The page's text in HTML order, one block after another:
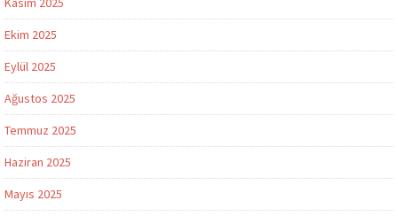
Ekim 2025
Eylül 2025
Ağustos 2025
Temmuz 2025
Haziran 2025
Mayıs 2025